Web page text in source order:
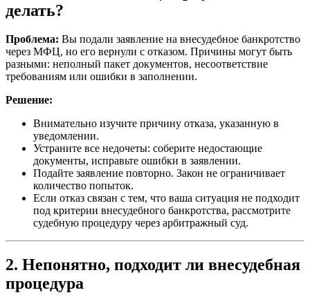
делать?
Проблема: Вы подали заявление на внесудебное банкротство
через МФЦ, но его вернули с отказом. Причины могут быть
разными: неполный пакет документов, несоответствие
требованиям или ошибки в заполнении.
Решение:
Внимательно изучите причину отказа, указанную в
уведомлении.
Устраните все недочеты: соберите недостающие
документы, исправьте ошибки в заявлении.
Подайте заявление повторно. Закон не ограничивает
количество попыток.
Если отказ связан с тем, что ваша ситуация не подходит
под критерии внесудебного банкротства, рассмотрите
судебную процедуру через арбитражный суд.
2. Непонятно, подходит ли внесудебная
процедура